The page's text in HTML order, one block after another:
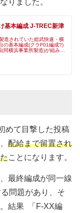
基本編成 J-TREC新津
造されていた総武快速・横
の基本編成(クラF01編成?)
横浜事業所製造)が組み込
めて目撃した投稿
配給まで留置され
ことになります。
最終編成が同一線
問題があり、そ
結果 「F-XX編